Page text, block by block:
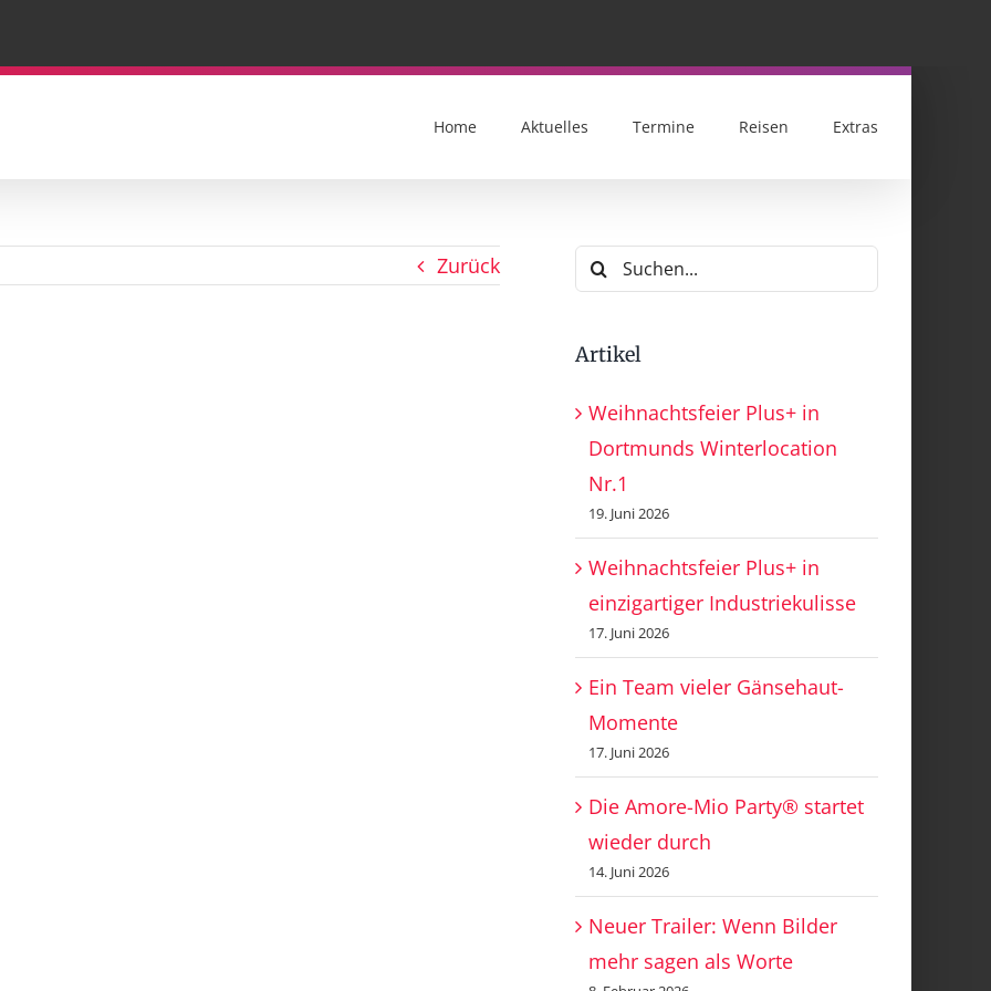
Home Aktuelles Termine Reisen Extras
Zurück
Suche
nach:
Artikel
Weihnachtsfeier Plus+ in
Dortmunds Winterlocation
Nr.1
19. Juni 2026
Weihnachtsfeier Plus+ in
einzigartiger Industriekulisse
17. Juni 2026
Ein Team vieler Gänsehaut-
Momente
17. Juni 2026
Die Amore-Mio Party® startet
wieder durch
14. Juni 2026
Neuer Trailer: Wenn Bilder
mehr sagen als Worte